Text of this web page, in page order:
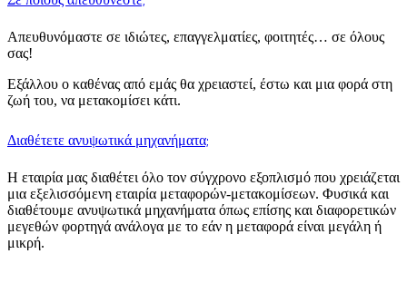
Απευθυνόμαστε σε ιδιώτες, επαγγελματίες, φοιτητές… σε όλους
σας!
Εξάλλου ο καθένας από εμάς θα χρειαστεί, έστω και μια φορά στη
ζωή του, να μετακομίσει κάτι.
Διαθέτετε ανυψωτικά μηχανήματα;
Η εταιρία μας διαθέτει όλο τον σύγχρονο εξοπλισμό που χρειάζεται
μια εξελισσόμενη εταιρία μεταφορών-μετακομίσεων. Φυσικά και
διαθέτουμε ανυψωτικά μηχανήματα όπως επίσης και διαφορετικών
μεγεθών φορτηγά ανάλογα με το εάν η μεταφορά είναι μεγάλη ή
μικρή.